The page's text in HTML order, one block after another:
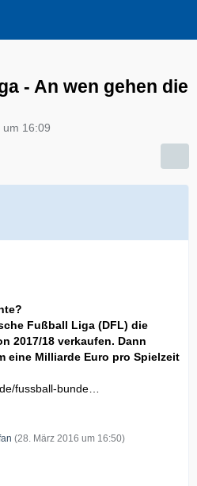
- An wen gehen die
um 16:09
Fußball Liga (DFL) die
2017/18 verkaufen. Dann
eine Milliarde Euro pro Spielzeit
fussball-bunde…
(28. März 2016 um 16:50)